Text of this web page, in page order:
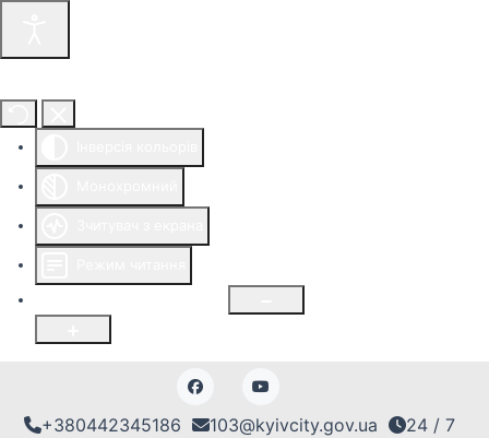
+380442345186 103@kyivcity.gov.ua 24 / 7